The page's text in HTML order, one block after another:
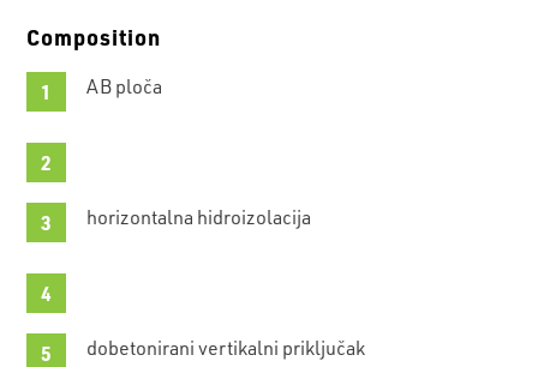
Composition
AB ploča
horizontalna hidroizolacija
dobetonirani vertikalni priključak